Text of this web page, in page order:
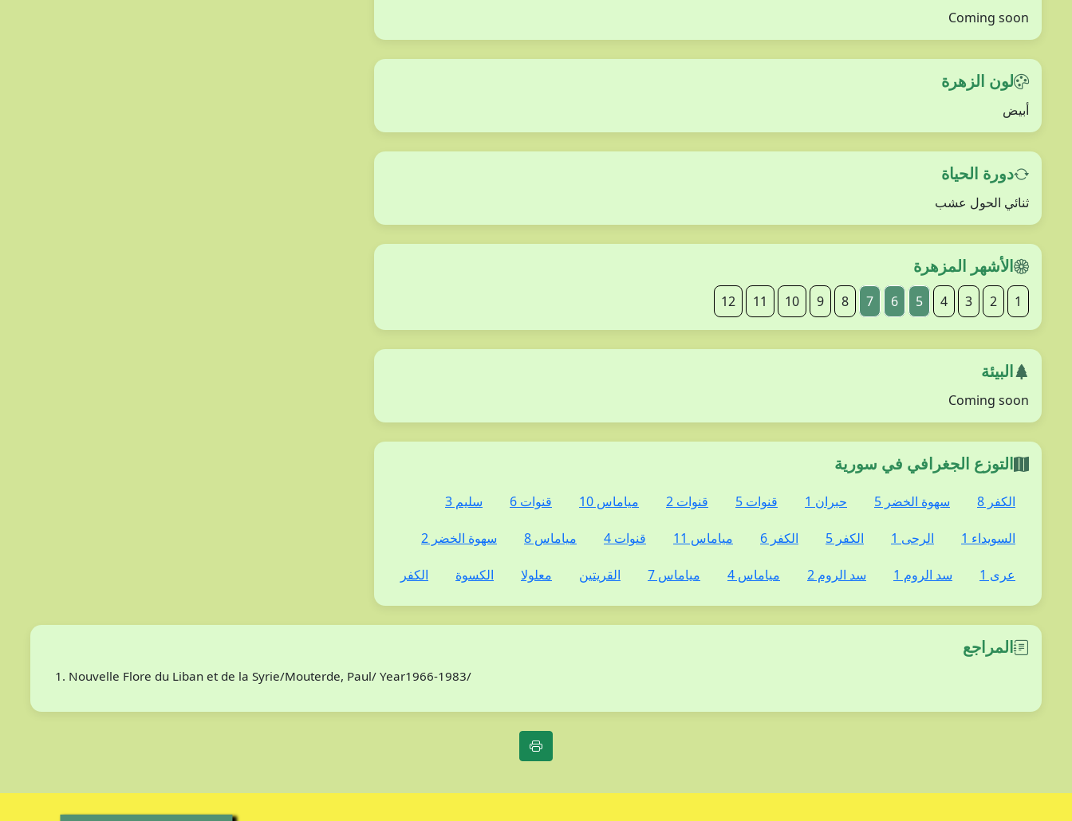
Coming soon
لون الزهرة
أبيض
دورة الحياة
ثنائي الحول عشب
الأشهر المزهرة
1
2
3
4
5
6
7
8
9
10
11
12
البيئة
Coming soon
التوزع الجغرافي في سورية
الكفر 8 سهوة الخضر 5 حبران 1 قنوات 5 قنوات 2 مياماس 10 قنوات 6 سليم 3
السويداء 1 الرحى 1 الكفر 5 الكفر 6 مياماس 11 قنوات 4 مياماس 8 سهوة الخضر 2
عرى 1 سد الروم 1 سد الروم 2 مياماس 4 مياماس 7 القريتين معلولا الكسوة الكفر
المراجع
Nouvelle Flore du Liban et de la Syrie/Mouterde, Paul/ Year1966-1983/